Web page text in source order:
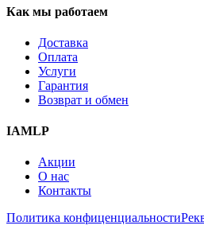
Как мы работаем
Доставка
Оплата
Услуги
Гарантия
Возврат и обмен
IAMLP
Акции
О нас
Контакты
Политика конфиценциальности